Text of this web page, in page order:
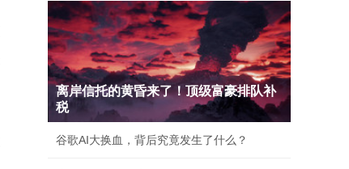
离岸信托的黄昏来了！顶级富豪排队补
税
谷歌AI大换血，背后究竟发生了什么？